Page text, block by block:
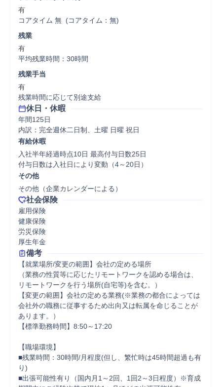
有
コアタイム 無  (コアタイム：無)
残業
有
平均残業時間：30時間
残業手当
有
残業時間に応じて別途支給
休日・休暇
年間125日
内訳：完全週休二日制、土曜 日曜 祝日
有給休暇
入社半年経過時点10日 最高付与日数25日
付与日数は入社日により変動（4～20日）
その他
その他（企業カレンダーによる）
社会保険
雇用保険
健康保険
労災保険
厚生年金
備考
【就業場所/変更の範囲】会社の定める場所
（業務の性質等に応じたリモートワークを認める場合は、
リモートワークを行う場所(自宅等)を含む。）
【変更の範囲】会社の定める業務(※業務の都合によっては
会社外の職務に従事するため出向又は転属を命じることが
あります。）
【標準勤務時間】8:50～17:20
【職場環境】
■残業時間：30時間/月程度(但し、繁忙時は45時間超過も有
り)
■出張可能性有り（国内月1～2回、1回2～3日程度）※育成